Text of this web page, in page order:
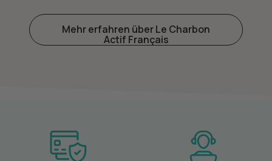
Mehr erfahren über Le Charbon
Actif Français